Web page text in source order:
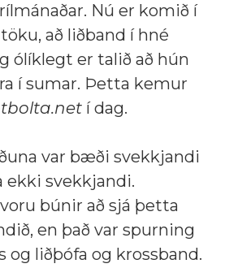
Nú er komið í
að liðband í hné
ólíklegt er talið að hún
í sumar. Þetta kemur
í dag.
var bæði svekkjandi
ekki svekkjandi.
búnir að sjá þetta
en það var spurning
og liðþófa og krossband.